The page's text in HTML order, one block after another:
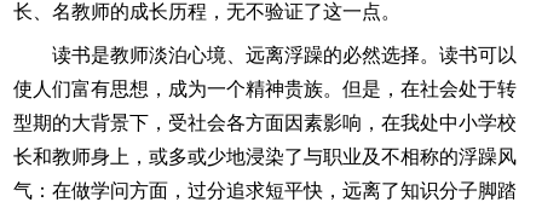
长、名教师的成长历程，无不验证了这一点。
读书是教师淡泊心境、远离浮躁的必然选择。读书可以
使人们富有思想，成为一个精神贵族。但是，在社会处于转
型期的大背景下，受社会各方面因素影响，在我处中小学校
长和教师身上，或多或少地浸染了与职业及不相称的浮躁风
气：在做学问方面，过分追求短平快，远离了知识分子脚踏